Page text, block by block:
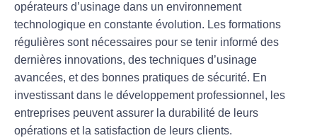
opérateurs d’usinage dans un environnement
technologique en constante évolution. Les formations
régulières sont nécessaires pour se tenir informé des
dernières innovations, des techniques d’usinage
avancées, et des bonnes pratiques de sécurité. En
investissant dans le développement professionnel, les
entreprises peuvent assurer la durabilité de leurs
opérations et la satisfaction de leurs clients.